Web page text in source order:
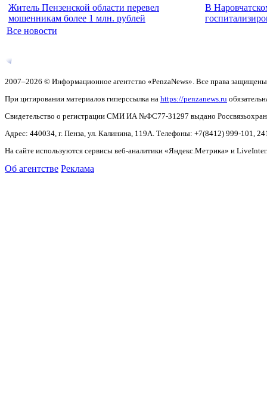
Житель Пензенской области перевел
мошенникам более 1 млн. рублей
В
Все новости
2007–2026 © Информационное агентство «PenzaNews». Все права
При цитировании материалов гиперссылка на https://penzanews.ru
Свидетельство о регистрации СМИ ИА №ФС77-31297 выдано
Адрес: 440034, г. Пенза, ул. Калинина, 119А. Телефоны: +7(8412) 999-101,
На сайте используются сервисы веб-аналитики «Яндекс.Метрика» и
Об агентстве Реклама